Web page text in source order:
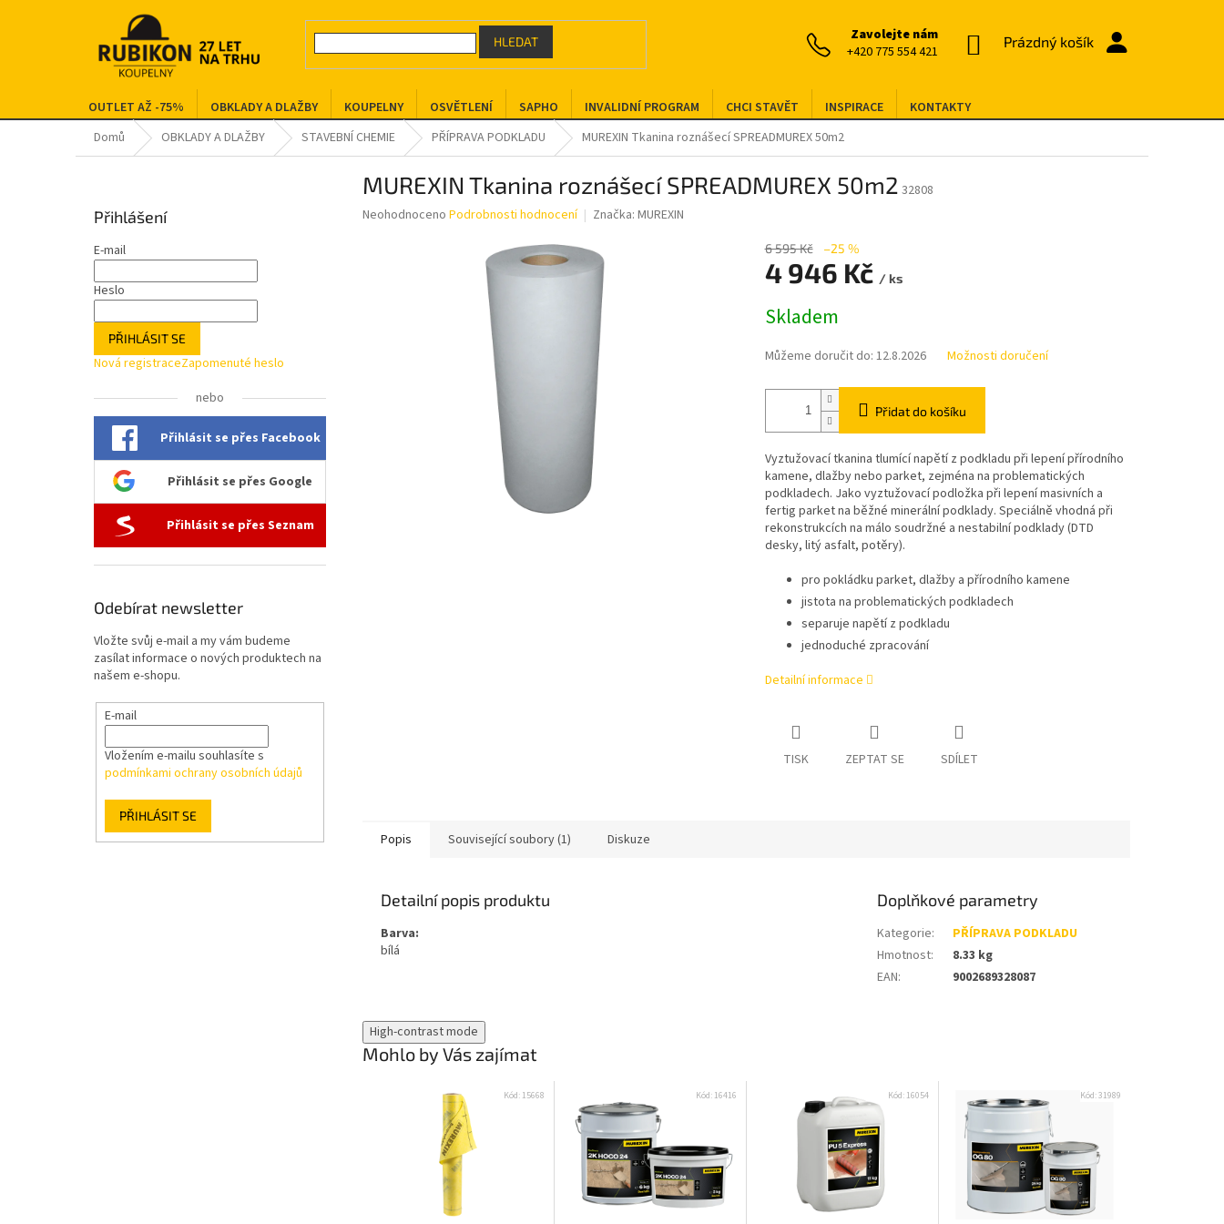
HLEDAT
Zavolejte nám
+420 775 554 421
NÁKUPNÍ
Prázdný košík
OUTLET AŽ -75% OBKLADY A DLAŽBY KOUPELNY OSVĚTLENÍ SAPHO INVALIDNÍ PROGRAM CHCI STAVĚT INSPIRACE
KONTAKTY
Domů
OBKLADY A DLAŽBY STAVEBNÍ CHEMIE PŘÍPRAVA PODKLADU MUREXIN Tkanina roznášecí SPREADMUREX 50m2
Přihlášení
E-mail
Heslo
PŘIHLÁSIT SE
Nová registraceZapomenuté heslo
nebo
Přihlásit se přes Facebook
Přihlásit se přes Google
Přihlásit se přes Seznam
Odebírat newsletter
Vložte svůj e-mail a my vám budeme
zasílat informace o nových produktech na
našem e-shopu.
E-mail
Vložením e-mailu souhlasíte s
podmínkami ochrany osobních údajů
PŘIHLÁSIT SE
MUREXIN Tkanina roznášecí SPREADMUREX 50m2 32808
Průměrné
Neohodnoceno Podrobnosti hodnocení Značka: MUREXIN
6 595 Kč –25 %
4 946 Kč / ks
cena:
Skladem
Můžeme doručit do: 12.8.2026 Možnosti doručení
Přidat do košíku
Vyztužovací tkanina tlumící napětí z podkladu při lepení přírodního
kamene, dlažby nebo parket, zejména na problematických
podkladech. Jako vyztužovací podložka při lepení masivních a
fertig parket na běžné minerální podklady. Speciálně vhodná při
rekonstrukcích na málo soudržné a nestabilní podklady (DTD
desky, litý asfalt, potěry).
pro pokládku parket, dlažby a přírodního kamene
jistota na problematických podkladech
separuje napětí z podkladu
jednoduché zpracování
Detailní informace
TISK ZEPTAT SE SDÍLET
High-contrast mode
Mohlo by Vás zajímat
Kód: 15668 Kód: 16416 Kód: 16054 Kód:31989
Popis Související soubory (1) Diskuze
Detailní popis produktu
Barva:
bílá
Doplňkové parametry
Kategorie:
PŘÍPRAVA PODKLADU
Hmotnost:
8.33 kg
EAN: 9002689328087